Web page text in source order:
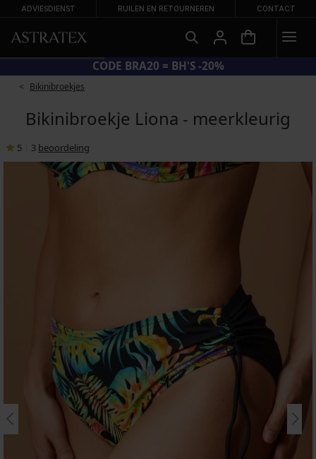
ADVIESDIENST RUILEN EN RETOURNEREN CONTACT
CODE BRA20 = BH'S -20%
Bikinibroekjes
Bikinibroekje Liona - meerkleurig
5 3 beoordeling